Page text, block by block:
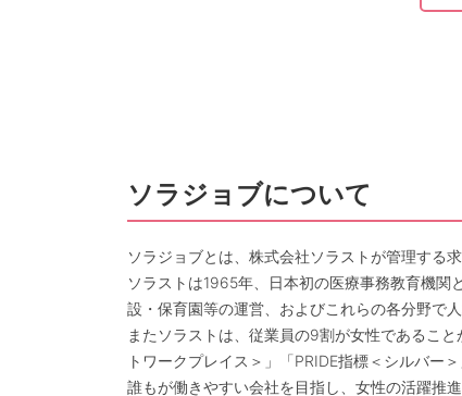
ソラジョブについて
ソラジョブとは、株式会社ソラストが管理する求
ソラストは1965年、日本初の医療事務教育機
設・保育園等の運営、およびこれらの各分野で
またソラストは、従業員の9割が女性であるこ
トワークプレイス＞」「PRIDE指標＜シルバー
誰もが働きやすい会社を目指し、女性の活躍推